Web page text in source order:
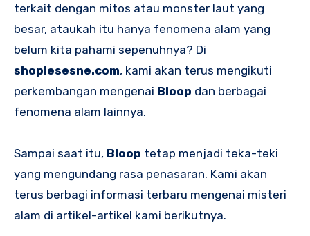
terkait dengan mitos atau monster laut yang
besar, ataukah itu hanya fenomena alam yang
belum kita pahami sepenuhnya? Di
shoplesesne.com, kami akan terus mengikuti
perkembangan mengenai Bloop dan berbagai
fenomena alam lainnya.
Sampai saat itu, Bloop tetap menjadi teka-teki
yang mengundang rasa penasaran. Kami akan
terus berbagi informasi terbaru mengenai misteri
alam di artikel-artikel kami berikutnya.